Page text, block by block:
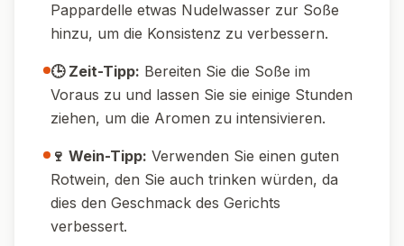
Pappardelle etwas Nudelwasser zur Soße
hinzu, um die Konsistenz zu verbessern.
🕒 Zeit-Tipp: Bereiten Sie die Soße im
Voraus zu und lassen Sie sie einige Stunden
ziehen, um die Aromen zu intensivieren.
🍷 Wein-Tipp: Verwenden Sie einen guten
Rotwein, den Sie auch trinken würden, da
dies den Geschmack des Gerichts
verbessert.